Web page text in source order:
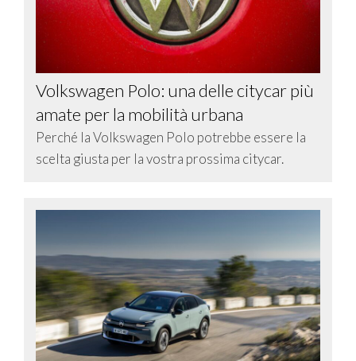
Volkswagen Polo: una delle citycar più
amate per la mobilità urbana
Perché la Volkswagen Polo potrebbe essere la
scelta giusta per la vostra prossima citycar.